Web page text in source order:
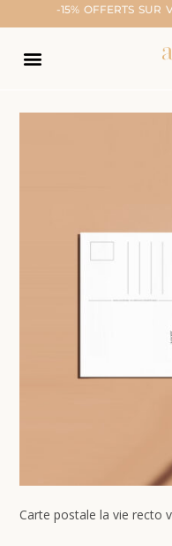
-15% OFFERTS SUR
Carte postale la vie recto